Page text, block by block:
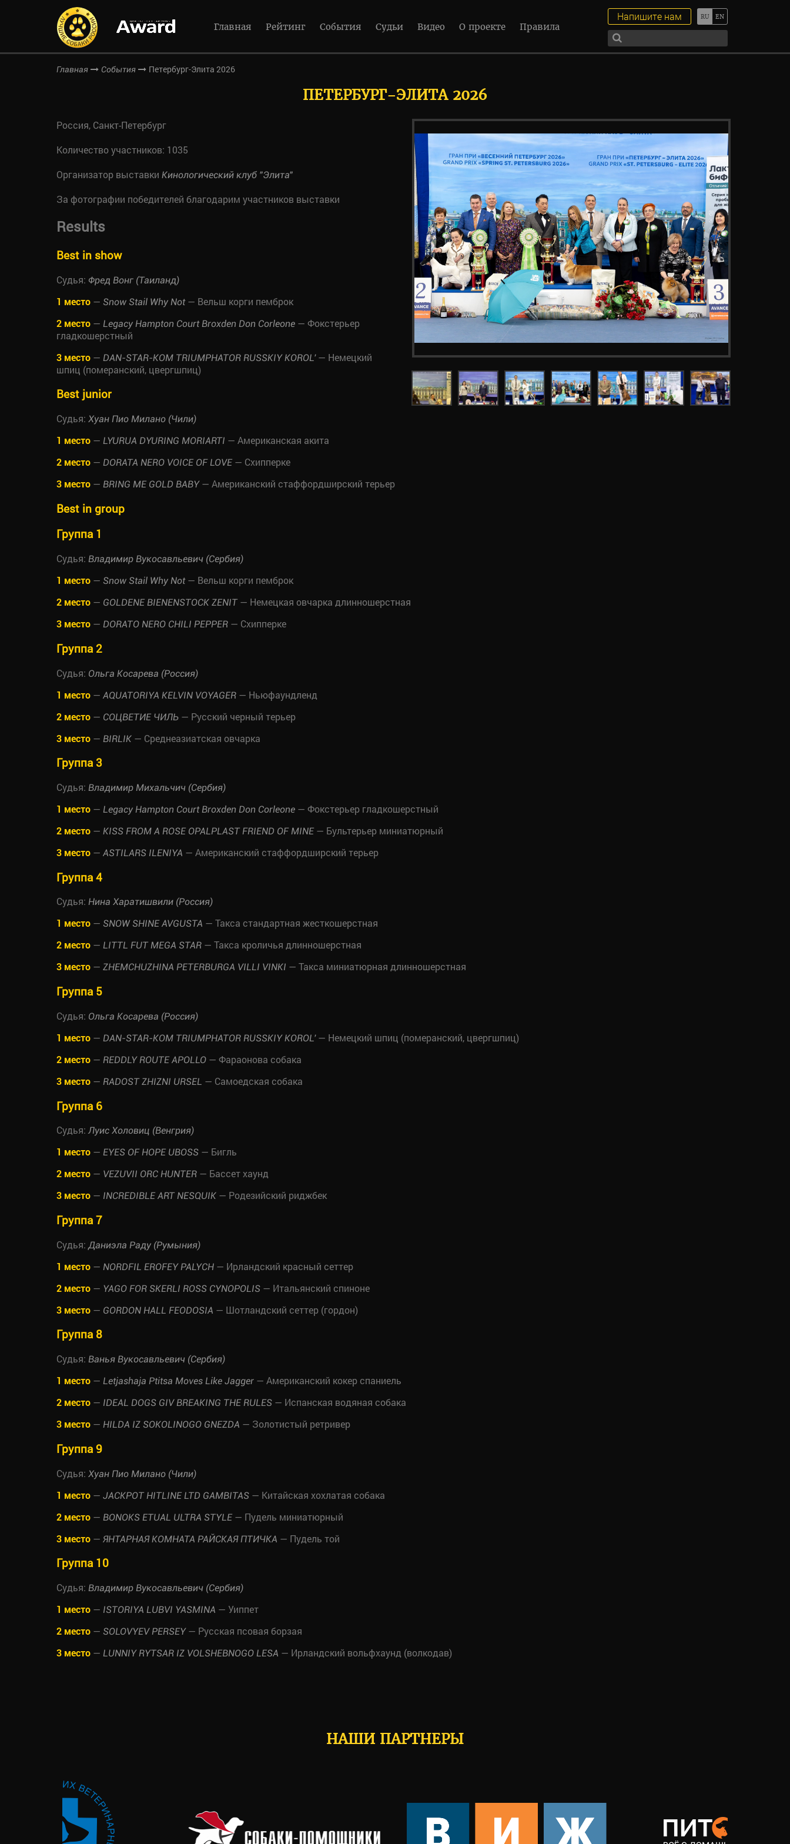
Главная Рейтинг События Судьи Видео О проекте Правила
Напишите нам
Главная События Петербург-Элита 2026
ПЕТЕРБУРГ-ЭЛИТА 2026
Россия, Санкт-Петербург
Количество участников: 1035
Организатор выставки Кинологический клуб "Элита"
За фотографии победителей благодарим участников выставки
Results
Best in show
Судья: Фред Вонг (Таиланд)
1 место — Snow Stail Why Not— Вельш корги пемброк
2 место — Legacy Hampton Court Broxden Don Corleone — Фокстерьер
гладкошерстный
3 место — DAN-STAR-KOM TRIUMPHATOR RUSSKIY KOROL'— Немецкий
шпиц (померанский, цвергшпиц)
Best junior
Судья: Хуан Пио Милано (Чили)
1 место — LYURUA DYURING MORIARTI — Американская акита
2 место — DORATA NERO VOICE OF LOVE — Схипперке
3 место — BRING ME GOLD BABY— Американский стаффордширский терьер
Best in group
Группа 1
Судья: Владимир Вукосавльевич (Сербия)
1 место — Snow Stail Why Not— Вельш корги пемброк
2 место — GOLDENE BIENENSTOCK ZENIT— Немецкая овчарка длинношерстная
3 место — DORATO NERO CHILI PEPPER — Схипперке
Группа 2
Судья: Ольга Косарева (Россия)
1 место — AQUATORIYA KELVIN VOYAGER — Ньюфаундленд
2 место — СОЦВЕТИЕ ЧИЛЬ — Русский черный терьер
3 место — BIRLIK — Среднеазиатская овчарка
Группа 3
Судья: Владимир Михальчич (Сербия)
1 место — Legacy Hampton Court Broxden Don Corleone — Фокстерьер гладкошерстный
2 место — KISS FROM A ROSE OPALPLAST FRIEND OF MINE — Бультерьер миниатюрный
3 место — ASTILARS ILENIYA — Американский стаффордширский терьер
Группа 4
Судья: Нина Харатишвили (Россия)
1 место — SNOW SHINE AVGUSTA — Такса стандартная жесткошерстная
2 место — LITTL FUT MEGA STAR — Такса кроличья длинношерстная
3 место — ZHEMCHUZHINA PETERBURGA VILLI VINKI — Такса миниатюрная длинношерстная
Группа 5
Судья: Ольга Косарева (Россия)
1 место — DAN-STAR-KOM TRIUMPHATOR RUSSKIY KOROL'— Немецкий шпиц (померанский, цвергшпиц)
2 место — REDDLY ROUTE APOLLO — Фараонова собака
3 место — RADOST ZHIZNI URSEL — Самоедская собака
Группа 6
Судья: Луис Холовиц (Венгрия)
1 место — EYES OF HOPE UBOSS — Бигль
2 место — VEZUVII ORC HUNTER — Бассет хаунд
3 место — INCREDIBLE ART NESQUIK — Родезийский риджбек
Группа 7
Судья: Даниэла Раду (Румыния)
1 место — NORDFIL EROFEY PALYCH — Ирландский красный сеттер
2 место — YAGO FOR SKERLI ROSS CYNOPOLIS — Итальянский спиноне
3 место — GORDON HALL FEODOSIA — Шотландский сеттер (гордон)
Группа 8
Судья: Ванья Вукосавльевич (Сербия)
1 место — Letjashaja Ptitsa Moves Like Jagger — Американский кокер спаниель
2 место — IDEAL DOGS GIV BREAKING THE RULES — Испанская водяная собака
3 место — HILDA IZ SOKOLINOGO GNEZDA — Золотистый ретривер
Группа 9
Судья: Хуан Пио Милано (Чили)
1 место — JACKPOT HITLINE LTD GAMBITAS — Китайская хохлатая собака
2 место — BONOKS ETUAL ULTRA STYLE — Пудель миниатюрный
3 место — ЯНТАРНАЯ КОМНАТА РАЙСКАЯ ПТИЧКА — Пудель той
Группа 10
Судья: Владимир Вукосавльевич (Сербия)
1 место — ISTORIYA LUBVI YASMINA — Уиппет
2 место — SOLOVYEV PERSEY— Русская псовая борзая
3 место — LUNNIY RYTSAR IZ VOLSHEBNOGO LESA — Ирландский вольфхаунд (волкодав)
НАШИ ПАРТНЕРЫ